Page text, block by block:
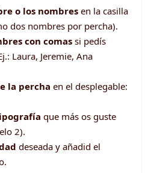
o los nombres en la casilla
dos nombres por percha).
con comassi pedís
Laura, Jeremie, Ana
la percha en el desplegable:
que más os guste
2).
deseada y añadid el